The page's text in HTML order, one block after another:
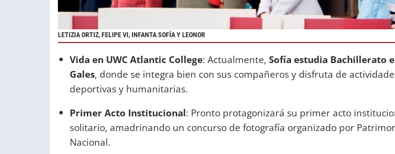
LETIZIA ORTIZ, FELIPE VI, INFANTA SOFÍA Y LEONOR
Vida en UWC Atlantic College: Actualmente, Sofía estudia Bachillerato
Gales, donde se integra bien con sus compañeros y disfruta de
deportivas y humanitarias.
Primer Acto Institucional: Pronto protagonizará su primer acto
solitario, amadrinando un concurso de fotografía organizado por
Nacional.